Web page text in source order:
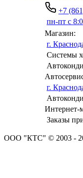
+7
пн-пт с
Магазин:
г.
Системы
г.
Интернет-
Заказы
ООО "КТС" © 2003 -